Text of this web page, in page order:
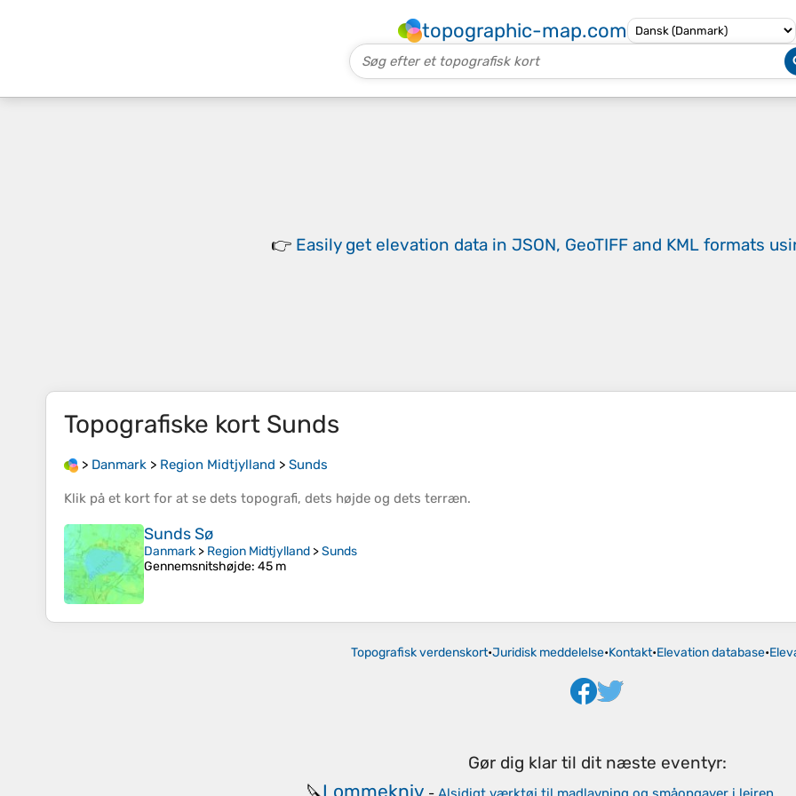
topographic-map.com
👉 Easily get elevation data in JSON, GeoTIFF and KML formats
Topografiske kort Sunds
> Danmark > Region Midtjylland > Sunds
Klik på et kort for at se dets topografi, dets højde og dets terræn.
Sunds Sø
Danmark > Region Midtjylland >Sunds
Gennemsnitshøjde: 45 m
Topografisk verdenskort•Juridisk meddelelse•Kontakt•Elevation database•
Gør dig klar til dit næste eventyr:
🔪Lommekniv